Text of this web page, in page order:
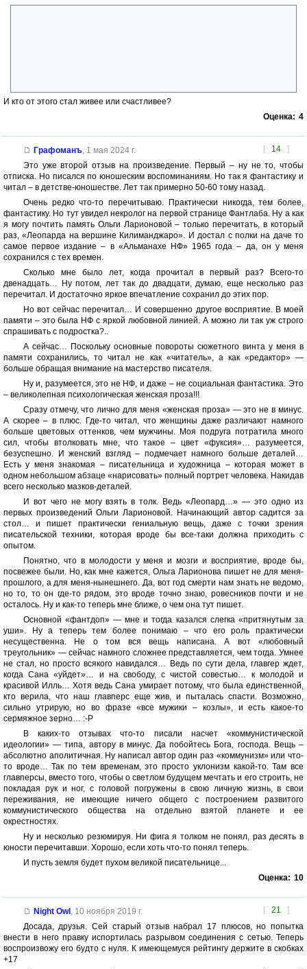
И кто от этого стал живее или счастливее?
Оценка: 4
[ 14 ]
Графоманъ, 1 мая 2024 г.
Это уже второй отзыв на произведение. Первый – ну не то, чтобы
отписка. Но писался по юношеским воспоминаниям. Но так я фантастику и
читал – в детстве-юношестве. Лет так примерно 50-60 тому назад.
Очень редко что-то перечитываю. Практически никогда, тем более,
фантастику. Но тут увидел некролог на первой странице Фантлаба. Ну а как
я могу почтить память Ольги Ларионовой – только перечитать, в который
раз, «Леопарда на вершине Килиманджаро». И достал с полки на даче то
самое первое издание – в «Альманахе НФ» 1965 года – да, он у меня
сохранился с тех времен.
Сколько мне было лет, когда прочитал в первый раз? Всего-то
двенадцать… Ну потом, лет так до двадцати, думаю, еще несколько раз
перечитал. И достаточно яркое впечатление сохранил до этих пор.
Но вот сейчас перечитал… И совершенно другое восприятие. В моей
памяти – это была НФ с яркой любовной линией. А можно ли так уж строго
спрашивать с подростка?..
А сейчас… Поскольку основные повороты сюжетного винта у меня в
памяти сохранились, то читал не как «читатель», а как «редактор» —
больше обращая внимание на мастерство писателя.
Ну и, разумеется, это не НФ, и даже – не социальная фантастика. Это
– великолепная психологическая женская проза!!!
Сразу отмечу, что лично для меня «женская проза» — это не в минус.
А скорее – в плюс. Где-то читал, что женщины даже различают намного
больше цветовых оттенков, чем мужчины. Моя подруга потратила много
сил, чтобы втолковать мне, что такое – цвет «фуксия»… разумеется,
безуспешно. И женский взгляд – подмечает намного больше деталей…
Есть у меня знакомая – писательница и художница – которая может в
одном небольшом абзаце «нарисовать» полный портрет человека. Накидав
всего несколько мазков-деталей.
И вот чего не могу взять в толк. Ведь «Леопард…» — это одно из
первых произведений Ольги Ларионовой. Начинающий автор садится за
стол… и пишет практически гениальную вещь, даже с точки зрения
писательской техники, которая вроде бы все-таки должна приходить с
опытом.
Понятно, что в молодости у меня и мозги и восприятие, вроде бы,
посвежее были. Но, как мне кажется, Ольга Ларионова пишет не для меня-
прошлого, а для меня-нынешнего. Да, вот год смерти нам знать не ведомо,
но то, то он где-то рядом, это вроде точно знаю, ровесников почти и не
осталось. Ну и как-то теперь мне ближе, о чем она тут пишет.
Основной «фантдоп» — мне и тогда казался слегка «притянутым за
уши». Ну а теперь тем более понимаю – что его роль практически
несущественна. Не о том вся вещь написана. А вот «любовный
треугольник» — сейчас намного сложнее представляется, чем тогда. Умнее
не стал, но просто всякого навидался… Ведь по сути дела, главгер ждет,
когда Сана «уйдет»… и на свободу, с чистой совестью… к молодой и
красивой Илль… Хотя ведь Сана умирает потому, что была единственной,
кто верила, что наш главперс еще жив, и пыталась спасти. Возможно,
сильно утрирую, но во фразе «все мужики – козлы», и есть какое-то
сермяжное зерно… :-Р
В каких-то отзывах что-то писали насчет «коммунистической
идеологии» — типа, автору в минус. Да побойтесь Бога, господа. Вещь –
абсолютно аполитичная. Ну написал автор один раз «коммунизм» или что-
то вроде… Так по тем временам, это просто уклонизм какой-то. Там все
главперсы, вместо того, чтобы о светлом будущем мечтать и его строить, не
покладая рук и ног, с головой погружены в свою личную жизнь, в свои
переживания, не имеющие ничего общего с построением развитого
коммунистического общества на отдельно взятой планете и ее
окрестностях.
Ну и несколько резюмируя. Ни фига я толком не понял, раз десять в
юности перечитавши. Хорошо, если хоть что-то понял теперь.
И пусть земля будет пухом великой писательнице...
Оценка: 10
[ 21 ]
Night Owl , 10 ноября 2019 г.
Досада, друзья. Сей старый отзыв набрал 17 плюсов, но попытка
внести в него правку испортилась разрывом соединения с сетью. Теперь
воспроизвожу его будто с нуля. К имеющемуся рейтингу держите в скобках
+17